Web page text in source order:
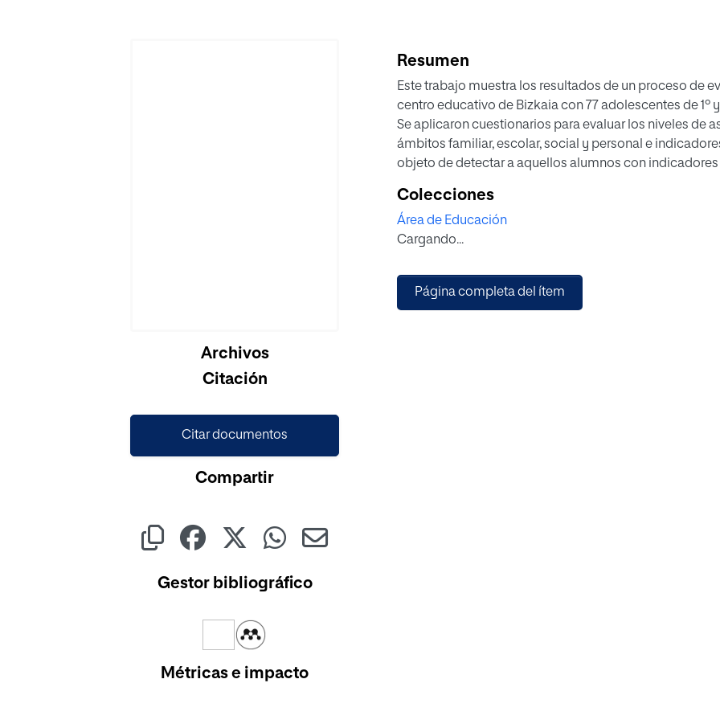
Cargando...Archivos
Citación
Citar documentos
Compartir
Gestor bibliográfico
Métricas e impacto
Resumen
Este trabajo muestra los resultados de un proceso de
centro educativo de Bizkaia con 77 adolescentes de 1º
Se aplicaron cuestionarios para evaluar los niveles de
ámbitos familiar, escolar, social y personal e
objeto de detectar a aquellos alumnos con
aquellos escolares con niveles de asertividad más
personal y menores niveles de malestar emocional. Así
mejor adaptación social mostraron índices más bajos
los profesores como a los compañeros y a las
Los datos obtenidos permiten profundizar en el
Colecciones
Área de Educación
Cargando...
Página completa del ítem